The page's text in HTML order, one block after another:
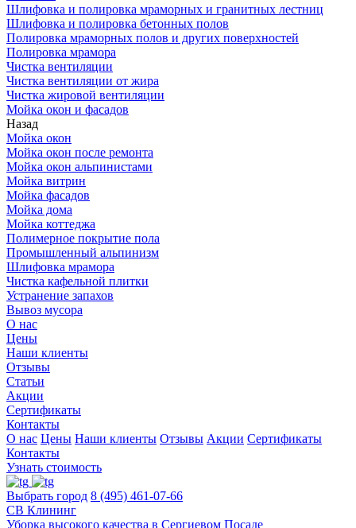
Шлифовка и полировка мраморных и гранитных лестниц
Шлифовка и полировка бетонных полов
Полировка мраморных полов и других поверхностей
Полировка мрамора
Чистка вентиляции
Чистка вентиляции от жира
Чистка жировой вентиляции
Мойка окон и фасадов
Назад
Мойка окон
Мойка окон после ремонта
Мойка окон альпинистами
Мойка витрин
Мойка фасадов
Мойка дома
Мойка коттеджа
Полимерное покрытие пола
Промышленный альпинизм
Шлифовка мрамора
Чистка кафельной плитки
Устранение запахов
Вывоз мусора
О нас
Цены
Наши клиенты
Отзывы
Статьи
Акции
Сертификаты
Контакты
О нас Цены Наши клиенты Отзывы Акции Сертификаты
Контакты
Узнать стоимость
Выбрать город 8 (495) 461-07-66
СВ Клининг
Уборка высокого качества в Сергиевом Посаде